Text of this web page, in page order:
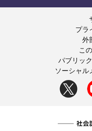
プラ
外
こ
パブリッ
ソーシャル